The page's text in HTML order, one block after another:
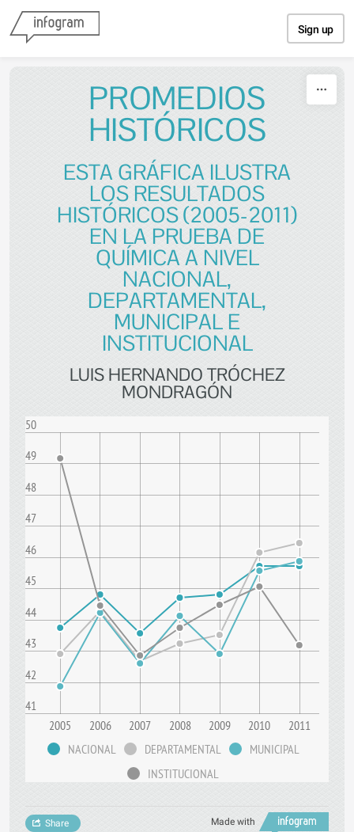
Sign up
PROMEDIOS
HISTÓRICOS
ESTA GRÁFICA ILUSTRA
LOS RESULTADOS
HISTÓRICOS (2005-2011)
EN LA PRUEBA DE
QUÍMICA A NIVEL
NACIONAL,
DEPARTAMENTAL,
MUNICIPAL E
INSTITUCIONAL
LUIS HERNANDO TRÓCHEZ
MONDRAGÓN
41
42
43
44
45
46
47
48
49
50
2005 2006 2007 2008 2009 2010
2011
NACIONAL
DEPARTAMENTAL
MUNICIPAL
INSTITUCIONAL
Made with
Share